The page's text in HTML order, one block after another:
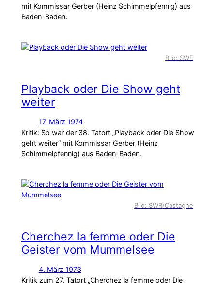
mit Kommissar Gerber (Heinz Schimmelpfennig) aus
Baden-Baden.
Bild: SWF
Playback oder Die Show geht
weiter
17. März 1974
Kritik: So war der 38. Tatort „Playback oder Die Show
geht weiter“ mit Kommissar Gerber (Heinz
Schimmelpfennig) aus Baden-Baden.
Bild: SWR/Castagne
Cherchez la femme oder Die
Geister vom Mummelsee
4. März 1973
Kritik zum 27. Tatort „Cherchez la femme oder Die